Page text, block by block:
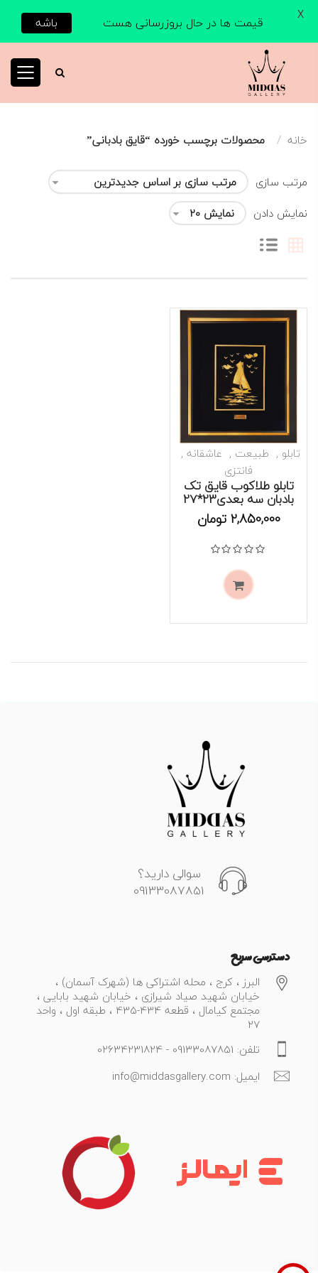
خانه محصولات برچسب خورده “قایق بادبانی”
مرتب سازی
نمایش دادن
موجود است
تابلو طبیعت
عاشقانه
فانتزی
تابلو طلاکوب قایق تک
بادبان سه بعدی23*27
2,850,000 تومان
نمره0از 5
قیمت ها در حال بروزرسانی هست باشه X
سوالی دارید؟
09133087851
دسترسی سریع
البرز ، کرج ، محله اشتراکی ها (شهرک آسمان) ،
خیابان شهید صیاد شیرازی ، خیابان شهید بابایی ،
مجتمع کیامال ، قطعه 434-435 ، طبقه اول ، واحد
27
تلفن: 09133087851 - 02634231824
ایمیل: info@middasgallery.com